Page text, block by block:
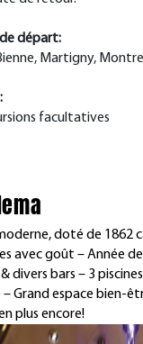
départ:
Martigny,
facultatives
doté de 1862
avec goût – Année
divers bars – 3
Grand espace bien-
plus encore!